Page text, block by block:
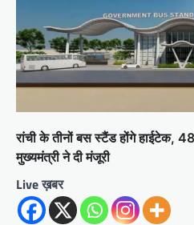
रांची के तीनों बस स्टैंड होंगे हाईटेक,
मुख्यमंत्री ने दी मंजूरी
Live ख़बर